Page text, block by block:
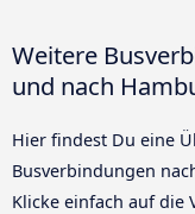
Weitere
und nach
Hier findest Du eine
Busverbindungen
Klicke einfach auf die